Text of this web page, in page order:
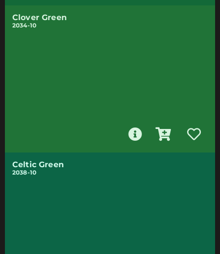
Clover Green
2034-10
Celtic Green
2038-10